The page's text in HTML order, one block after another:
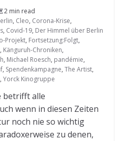
2 min read
, Cleo, Corona-Krise,
, Covid-19, Der Himmel über Berlin
Projekt, Fortsetzung:Folgt,
, Känguruh-Chroniken,
, Michael Roesch, pandémie,
, Spendenkampagne, The Artist,
, Yorck Kinogruppe
betrifft alle
wenn in diesen Zeiten
noch nie so wichtig
zu denen,